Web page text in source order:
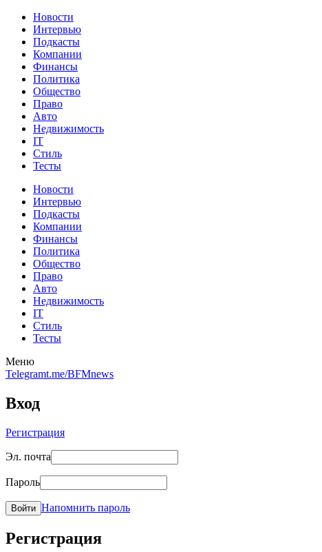
Новости
Интервью
Подкасты
Компании
Финансы
Политика
Общество
Право
Авто
Недвижимость
IT
Стиль
Тесты
Новости
Интервью
Подкасты
Компании
Финансы
Политика
Общество
Право
Авто
Недвижимость
IT
Стиль
Тесты
Меню
Telegramt.me/BFMnews
Вход
Регистрация
Эл. почта
Пароль
Войти Напомнить пароль
Регистрация